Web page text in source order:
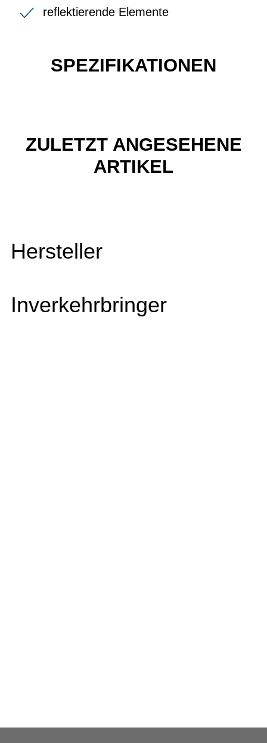
reflektierende Elemente
SPEZIFIKATIONEN
ZULETZT ANGESEHENE
ARTIKEL
Hersteller
Inverkehrbringer